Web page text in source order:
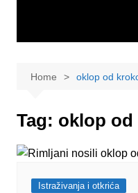
Home oklop od
Tag: oklop od
Istraživanja i otkrića